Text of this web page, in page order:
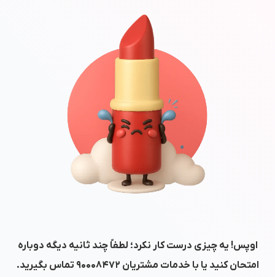
اوپس! یه چیزی درست کار نکرد؛ لطفاً چند ثانیه دیگه دوباره
امتحان کنید یا با خدمات مشتریان ۹۰۰۰۸۴۷۲ تماس بگیرید.